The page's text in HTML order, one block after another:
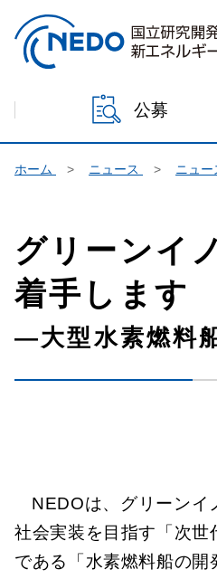
本文へジャンプ
公募
ホーム ニュース ニュー
グリーンイ
着手します
―大型水素燃料
NEDOは、グリーンイ
社会実装を目指す「次
である「水素燃料船の開